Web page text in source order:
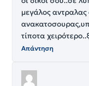
μεγάλος αντραλας
τίποτα
Απάντηση